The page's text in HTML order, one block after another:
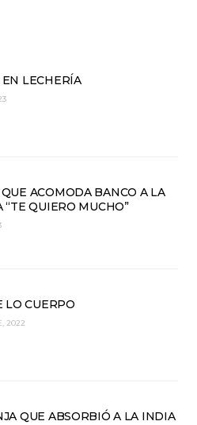
LECHERÍA
ACOMODA BANCO A LA
“TE QUIERO MUCHO”
LO CUERPO
2022
QUE ABSORBIÓ A LA INDIA